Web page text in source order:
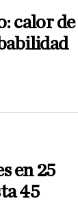
calor de
en 25
45